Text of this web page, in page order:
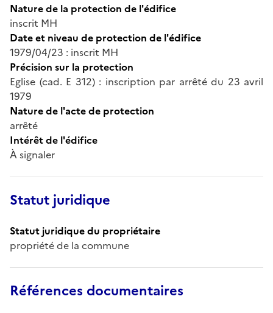
Nature de la protection de l'édifice
inscrit MH
Date et niveau de protection de l'édifice
1979/04/23 : inscrit MH
Précision sur la protection
Eglise (cad. E 312) : inscription par arrêté du 23 avril
1979
Nature de l'acte de protection
arrêté
Intérêt de l'édifice
À signaler
Statut juridique
Statut juridique du propriétaire
propriété de la commune
Références documentaires